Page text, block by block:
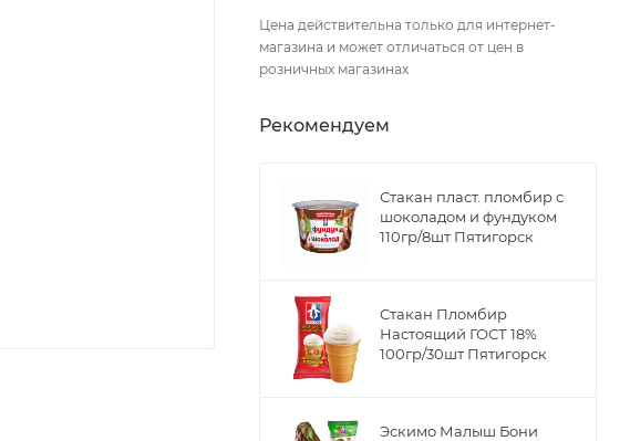
Цена действительна только для интернет-
магазина и может отличаться от цен в
розничных магазинах
Рекомендуем
Стакан пласт. пломбир с
шоколадом и фундуком
110гр/8шт Пятигорск
Стакан Пломбир
Настоящий ГОСТ 18%
100гр/30шт Пятигорск
Эскимо Малыш Бони